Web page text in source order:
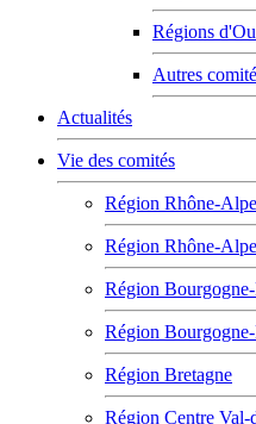
Régions
Autres
Actualités
Vie des comités
Région Rhône-
Région Rhône-
Région
Région
Région Bretagne
Région Centre Val-